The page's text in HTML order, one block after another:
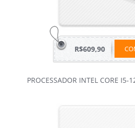
R$609,90
PROCESSADOR INTEL CORE